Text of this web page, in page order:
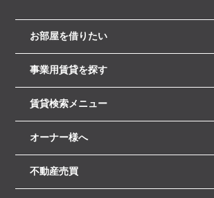
お部屋を借りたい
事業用賃貸を探す
賃貸検索メニュー
オーナー様へ
不動産売買